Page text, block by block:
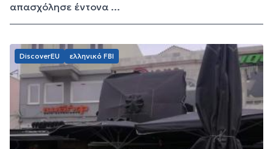
απασχόλησε έντονα ...
DiscoverEU ελληνικό FBI